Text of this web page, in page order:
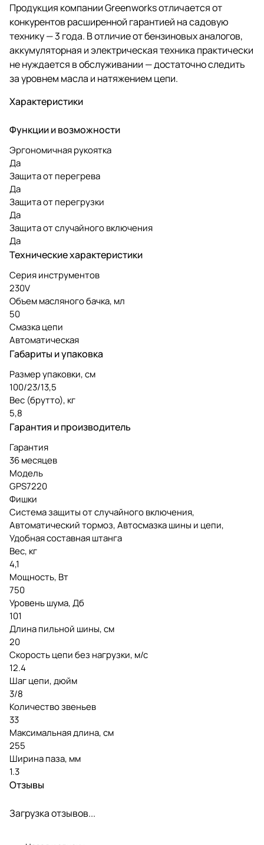
Продукция компании Greenworks отличается от
конкурентов расширенной гарантией на садовую
технику — 3 года. В отличие от бензиновых аналогов,
аккумуляторная и электрическая техника практически
не нуждается в обслуживании — достаточно следить
за уровнем масла и натяжением цепи.
Характеристики
Функции и возможности
Эргономичная рукоятка
Да
Защита от перегрева
Да
Защита от перегрузки
Да
Защита от случайного включения
Да
Технические характеристики
Серия инструментов
230V
Объем масляного бачка, мл
50
Смазка цепи
Автоматическая
Габариты и упаковка
Размер упаковки, см
100/23/13,5
Вес (брутто), кг
5,8
Гарантия и производитель
Гарантия
36 месяцев
Модель
GPS7220
Фишки
Система защиты от случайного включения,
Автоматический тормоз, Автосмазка шины и цепи,
Удобная составная штанга
Вес, кг
4,1
Мощность, Вт
750
Уровень шума, Дб
101
Длина пильной шины, см
20
Скорость цепи без нагрузки, м/с
12.4
Шаг цепи, дюйм
3/8
Количество звеньев
33
Максимальная длина, см
255
Ширина паза, мм
1.3
Отзывы
Загрузка отзывов...